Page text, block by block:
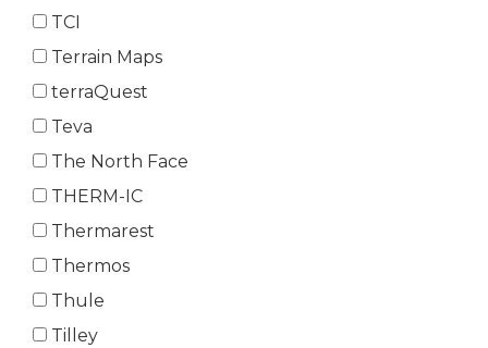
TCI
Terrain Maps
terraQuest
Teva
The North Face
THERM-IC
Thermarest
Thermos
Thule
Tilley